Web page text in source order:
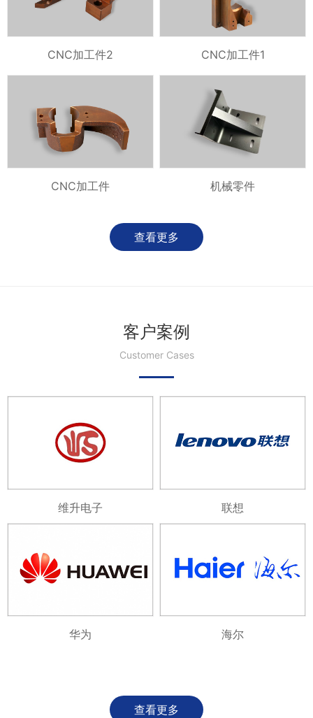
CNC加工件2 CNC加工件1
CNC加工件 机械零件
查看更多
客户案例
Customer Cases
维升电子 联想
华为 海尔
查看更多